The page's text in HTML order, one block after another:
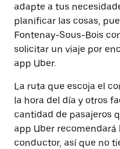
adapte a tus
planificar las cosas,
Fontenay-Sous-Bois
solicitar un viaje por
app Uber.
La ruta que escoja el
la hora del día y otros
cantidad de pasajeros
app Uber
conductor, así que no